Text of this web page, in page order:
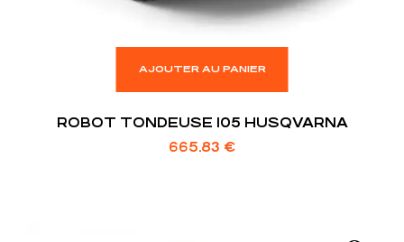
AJOUTER AU PANIER
ROBOT TONDEUSE 105 HUSQVARNA
665.83 €